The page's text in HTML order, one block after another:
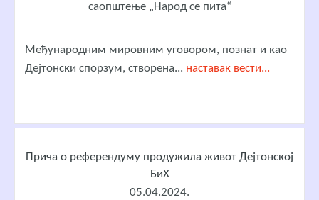
саопштење „Народ се пита“
Међународним мировним уговором, познат и као
Дејтонски спорзум, створена... наставак вести...
Прича о референдуму продужила живот Дејтонској
БиХ
05.04.2024.